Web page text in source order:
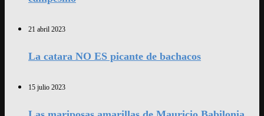
21 abril 2023
La catara NO ES picante de bachacos
15 julio 2023